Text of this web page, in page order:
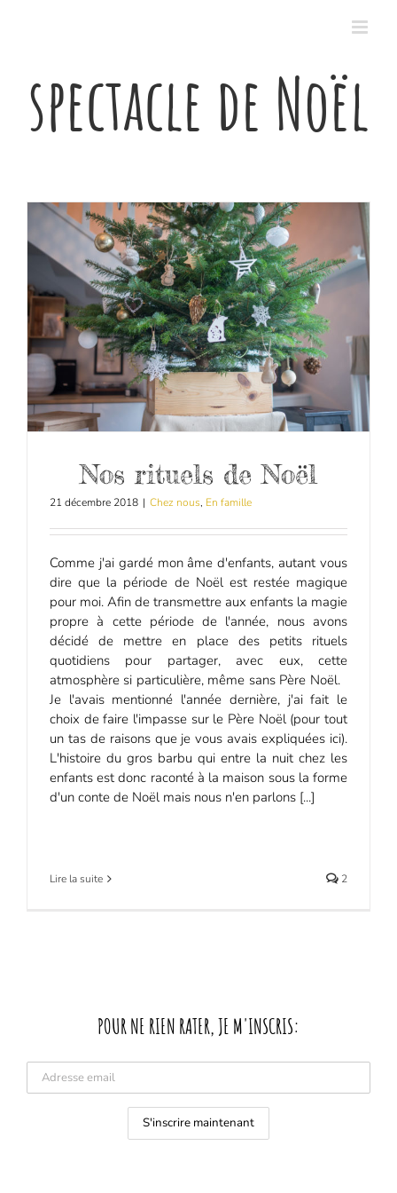
spectacle de Noël
Nos rituels de Noël
21 décembre 2018 | Chez nous, En famille
Comme j'ai gardé mon âme d'enfants, autant vous
dire que la période de Noël est restée magique
pour moi. Afin de transmettre aux enfants la magie
propre à cette période de l'année, nous avons
décidé de mettre en place des petits rituels
quotidiens pour partager, avec eux, cette
atmosphère si particulière, même sans Père Noël.
Je l'avais mentionné l'année dernière, j'ai fait le
choix de faire l'impasse sur le Père Noël (pour tout
un tas de raisons que je vous avais expliquées ici).
L'histoire du gros barbu qui entre la nuit chez les
enfants est donc raconté à la maison sous la forme
d'un conte de Noël mais nous n'en parlons [...]
Lire la suite 2
POUR NE RIEN RATER, JE M'INSCRIS: